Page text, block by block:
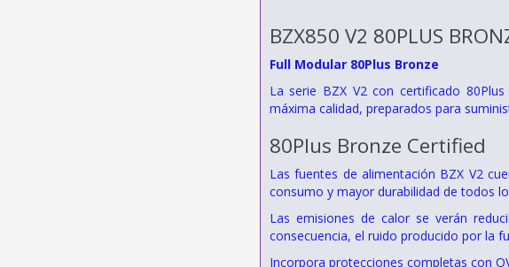
BZX850 V2 80PLUS
Full Modular 80Plus Bronze
La serie BZX V2 con certificado
máxima calidad, preparados para
80Plus Bronze Certified
Las fuentes de alimentación BZX V2
consumo y mayor durabilidad de todos
Las emisiones de calor se verán
consecuencia, el ruido producido por la
Incorpora protecciones completas con